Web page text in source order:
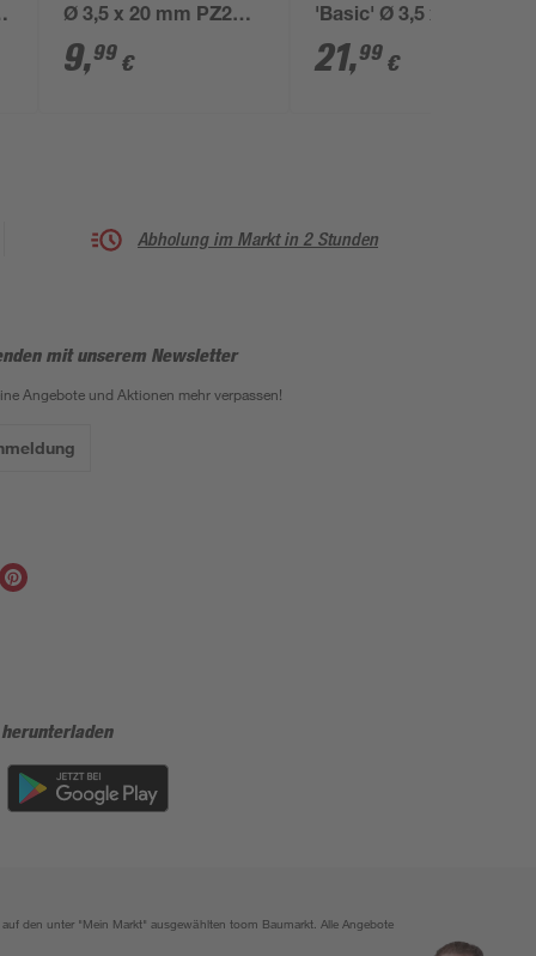
Ø 3,5 x 20 mm PZ2
300 Stück
9,99 €
'Basic' Ø 3,5 x 30 mm
A2 PZ2 300 Stück
21,99 €
Abholung im Markt in 2 Stunden
mit unserem Newsletter
Angebote und Aktionen mehr verpassen!
den unter "Mein Markt" ausgewählten toom Baumarkt. Alle Angebote